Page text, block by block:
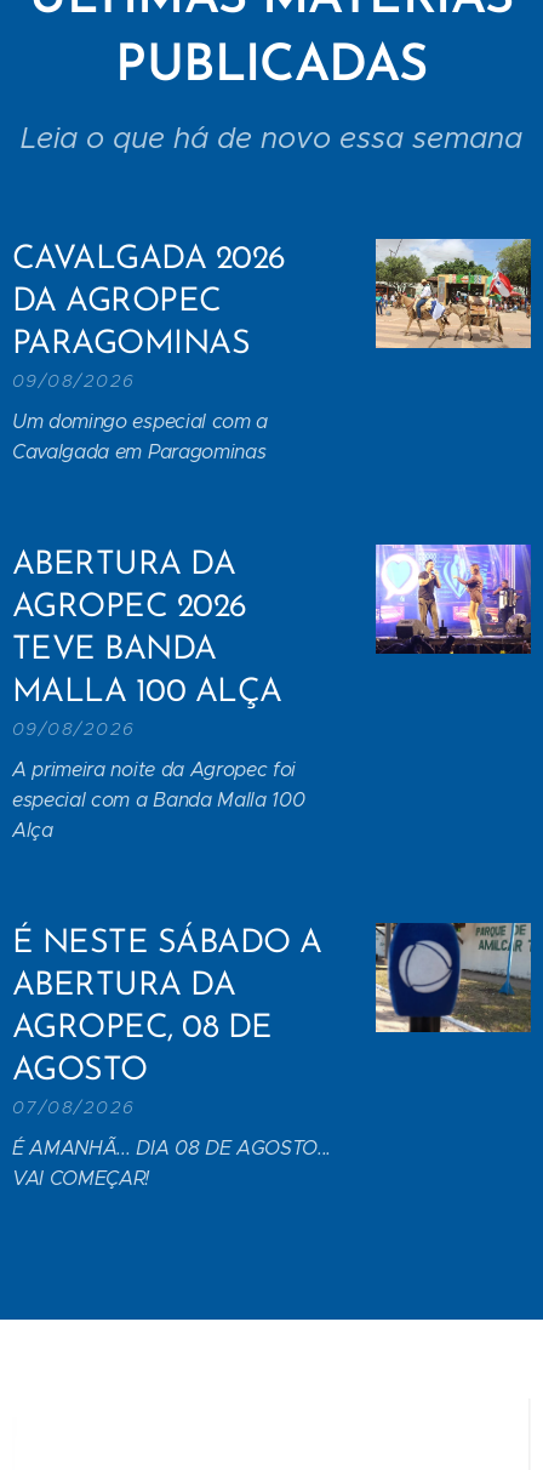
PUBLICADAS
Leia o que há de novo essa semana
CAVALGADA 2026
DA AGROPEC
PARAGOMINAS
09/08/2026
Um domingo especial com a
Cavalgada em Paragominas
ABERTURA DA
AGROPEC 2026
TEVE BANDA
MALLA 100 ALÇA
09/08/2026
A primeira noite da Agropec foi
especial com a Banda Malla 100
Alça
É NESTE SÁBADO A
ABERTURA DA
AGROPEC, 08 DE
AGOSTO
07/08/2026
É AMANHÃ... DIA 08 DE AGOSTO...
VAI COMEÇAR!